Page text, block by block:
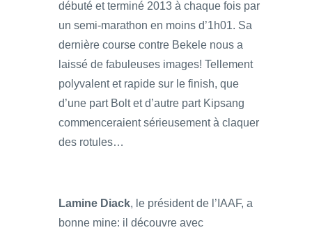
débuté et terminé 2013 à chaque fois par
un semi-marathon en moins d’1h01. Sa
dernière course contre Bekele nous a
laissé de fabuleuses images! Tellement
polyvalent et rapide sur le finish, que
d’une part Bolt et d’autre part Kipsang
commenceraient sérieusement à claquer
des rotules…
Lamine Diack, le président de l’IAAF, a
bonne mine: il découvre avec